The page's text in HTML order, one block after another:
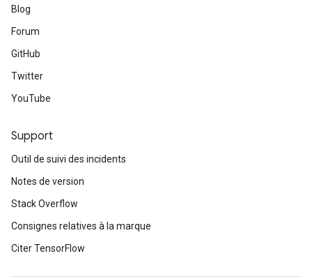
Blog
Forum
GitHub
Twitter
YouTube
Support
Outil de suivi des incidents
Notes de version
Stack Overflow
Consignes relatives à la marque
Citer TensorFlow